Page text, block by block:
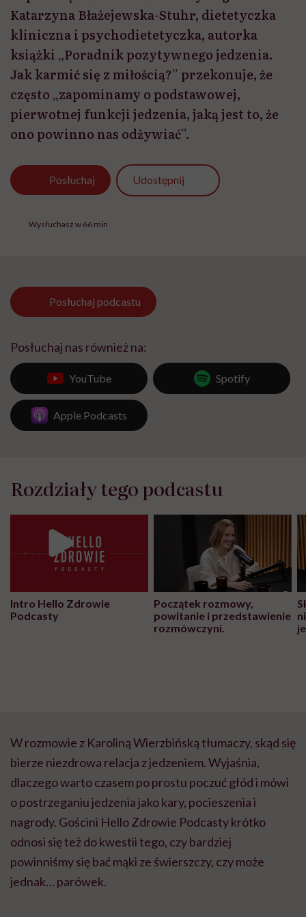
Katarzyna Błażejewska-Stuhr, dietetyczka
kliniczna i psychodietetyczka, autorka
książki „Poradnik pozytywnego jedzenia.
Jak karmić się z miłością?” przekonuje, że
często „zapominamy o podstawowej,
pierwotnej funkcji jedzenia, jaką jest to, że
ono powinno nas odżywiać”.
Posłuchaj Udostępnij
Wysłuchasz w 66 min
Posłuchaj podcastu
Posłuchaj nas również na:
YouTube Spotify
Apple Podcasts
Rozdziały tego podcastu
Intro Hello Zdrowie
Podcasty
Początek rozmowy,
powitanie i przedstawienie
rozmówczyni.
W rozmowie z Karoliną Wierzbińską tłumaczy, skąd się
bierze niezdrowa relacja z jedzeniem. Wyjaśnia,
dlaczego warto czasem po prostu poczuć głód i mówi
o postrzeganiu jedzenia jako kary, pocieszenia i
nagrody. Gościni Hello Zdrowie Podcasty krótko
odnosi się też do kwestii tego, czy bardziej
powinniśmy się bać mąki ze świerszczy, czy może
jednak… parówek.